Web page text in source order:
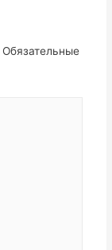
Обязательные